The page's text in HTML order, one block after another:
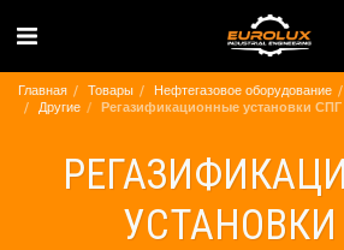
Главная Товары Нефтегазовое оборудование
Другие
Регазификационные установки СПГ